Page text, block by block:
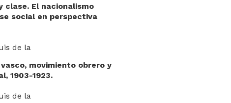
clase. El nacionalismo
social en perspectiva
de la
movimiento obrero y
1903-1923.
de la